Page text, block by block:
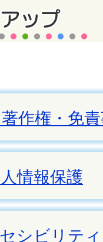
作権・免
情報保護
シビリティ